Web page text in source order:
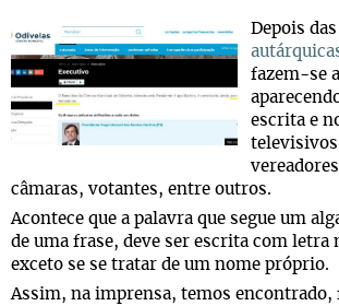
Depois das
fazem-se
escrita e
câmaras, votantes, entre outros.
Acontece que a palavra que segue um
de uma frase, deve ser escrita com letra
exceto se se tratar de um nome próprio.
Assim, na imprensa, temos encontrado,